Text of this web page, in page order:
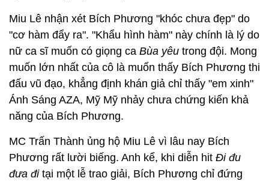
Miu Lê nhận xét Bích Phương "khóc chưa đẹp" do
"cơ hàm đẩy ra". "Khẩu hình hàm" này chính là lý do
nữ ca sĩ muốn có giọng ca Bùa yêu trong đội. Mong
muốn lớn nhất của cô là muốn thấy Bích Phương thi
đấu vũ đạo, khẳng định khán giả chỉ thấy "em xinh"
Ánh Sáng AZA, Mỹ Mỹ nhảy chưa chứng kiến khả
năng của Bích Phương.
MC Trấn Thành ủng hộ Miu Lê vì lâu nay Bích
Phương rất lười biếng. Anh kể, khi diễn hit Đi đu
đưa đitại một lễ trao giải, Bích Phương chỉ đứng